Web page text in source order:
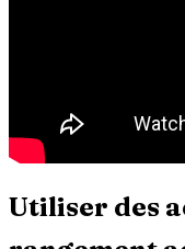
Utiliser des